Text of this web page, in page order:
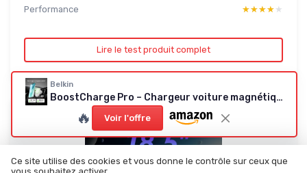
Performance
★★★★★
★★★★★
Lire le test produit complet
Belkin
BoostCharge Pro – Chargeur voiture magnétique Qi2 15W (MagSafe) avec câble USB‑C et adaptateur 20W
🔥 Voir l'offre
Ce site utilise des cookies et vous donne le contrôle sur ceux que